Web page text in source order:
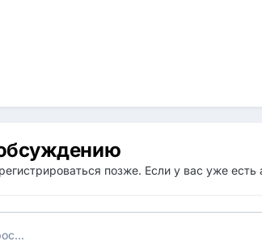
позже. Если у вас уже есть